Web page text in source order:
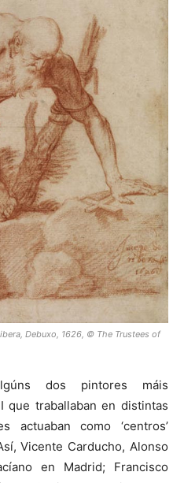
Debuxo, 1626, © The Trustees of
dos pintores máis
que traballaban en distintas
actuaban como ‘centros’
Vicente Carducho, Alonso
en Madrid; Francisco